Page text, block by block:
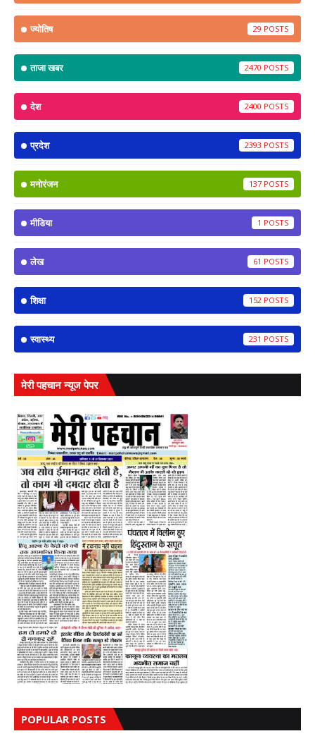
ज्योतिष 29
ताजा खबर 2470
देश 2400
प्रदेश 2393
मनोरंजन 137
मीडिया 1
लेख 61
शिक्षा 152
स्वास्थ्य 231
मेरी पहचान न्यूज पेपर
POPULAR POSTS